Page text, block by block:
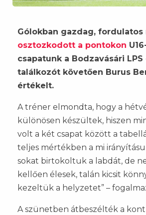
Gólokban gazdag, fordulatos
osztozkodott a pontokon
csapatunk a Bodzavásári LPS
találkozót követően Burus
értékelt.
A tréner elmondta, hogy a
különösen készültek, hiszen
volt a két csapat között a
teljes mértékben a mi
sokat birtokoltuk a labdát, de
kellően élesek, talán kicsit
kezeltük a helyzetet” –
A szünetben átbeszélték a